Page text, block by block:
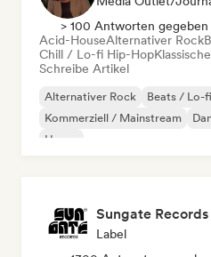
> 100 Antworten gegeben
Acid-HouseAlternativer Rock
Chill / Lo-fi Hip-Hop
Schreibe Artikel
Alternativer Rock Beats / Lo-fi
Kommerziell / Mainstream
House
Sungate Records
Label